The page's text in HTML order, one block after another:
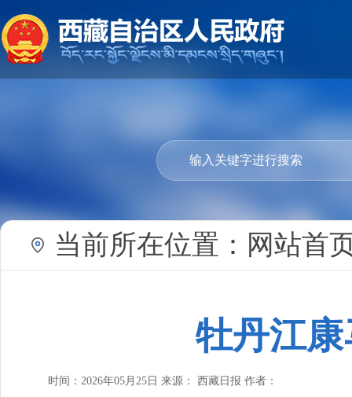
当前所在位置： 网站首
牡丹江
时间：2026年05月25日 来源： 西藏日报 作者：